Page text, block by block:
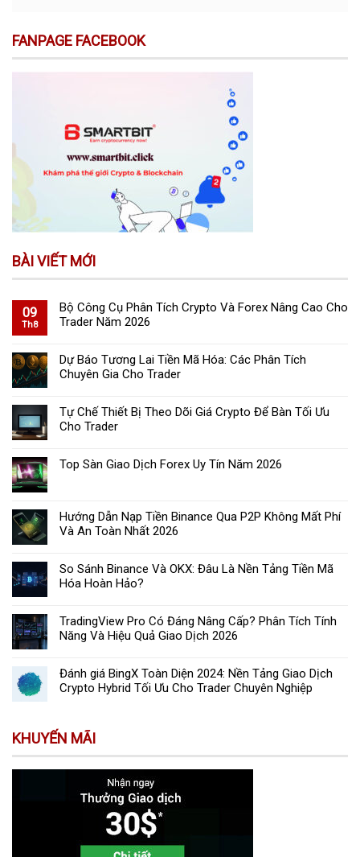
FANPAGE FACEBOOK
BÀI VIẾT MỚI
09
Th8
Bộ Công Cụ Phân Tích Crypto Và Forex Nâng Cao Cho
Trader Năm 2026
Dự Báo Tương Lai Tiền Mã Hóa: Các Phân Tích
Chuyên Gia Cho Trader
Tự Chế Thiết Bị Theo Dõi Giá Crypto Để Bàn Tối Ưu
Cho Trader
Top Sàn Giao Dịch Forex Uy Tín Năm 2026
Hướng Dẫn Nạp Tiền Binance Qua P2P Không Mất Phí
Và An Toàn Nhất 2026
So Sánh Binance Và OKX: Đâu Là Nền Tảng Tiền Mã
Hóa Hoàn Hảo?
TradingView Pro Có Đáng Nâng Cấp? Phân Tích Tính
Năng Và Hiệu Quả Giao Dịch 2026
Đánh giá BingX Toàn Diện 2024: Nền Tảng Giao Dịch
Crypto Hybrid Tối Ưu Cho Trader Chuyên Nghiệp
KHUYẾN MÃI